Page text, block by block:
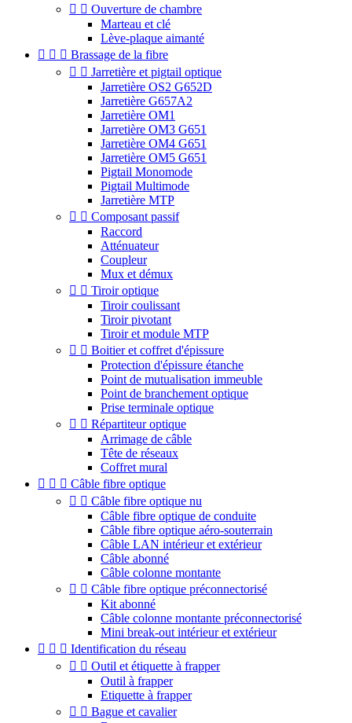
  Ouverture de chambre
Marteau et clé
Lève-plaque aimanté
   Brassage de la fibre
  Jarretière et pigtail optique
Jarretière OS2 G652D
Jarretière G657A2
Jarretière OM1
Jarretière OM3 G651
Jarretière OM4 G651
Jarretière OM5 G651
Pigtail Monomode
Pigtail Multimode
Jarretière MTP
  Composant passif
Raccord
Atténuateur
Coupleur
Mux et démux
  Tiroir optique
Tiroir coulissant
Tiroir pivotant
Tiroir et module MTP
  Boitier et coffret d'épissure
Protection d'épissure étanche
Point de mutualisation immeuble
Point de branchement optique
Prise terminale optique
  Répartiteur optique
Arrimage de câble
Tête de réseaux
Coffret mural
   Câble fibre optique
  Câble fibre optique nu
Câble fibre optique de conduite
Câble fibre optique aéro-souterrain
Câble LAN intérieur et extérieur
Câble abonné
Câble colonne montante
  Câble fibre optique préconnectorisé
Kit abonné
Câble colonne montante préconnectorisé
Mini break-out intérieur et extérieur
   Identification du réseau
  Outil et étiquette à frapper
Outil à frapper
Etiquette à frapper
  Bague et cavalier